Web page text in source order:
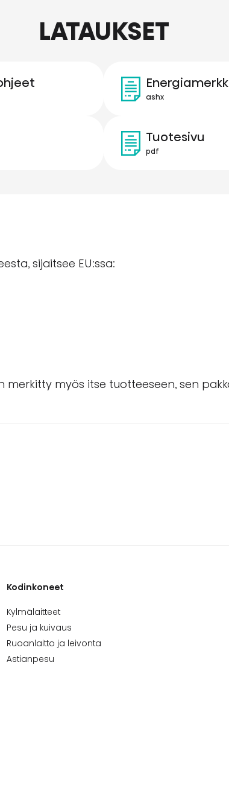
LATAUKSET
ashx
Tuotesivu
pdf
sijaitsee EU:ssa:
myös itse tuotteeseen, sen
Kodinkoneet
Kylmälaitteet
Pesu ja kuivaus
Ruoanlaitto ja leivonta
Astianpesu